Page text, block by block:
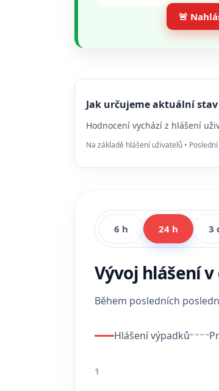
🚨
Jak určujeme aktuální stav
Hodnocení vychází z hlášení
Na základě hlášení uživatelů •
6 h 24 h 3
Vývoj hlášení v
Během posledních
Hlášení výpadků
1